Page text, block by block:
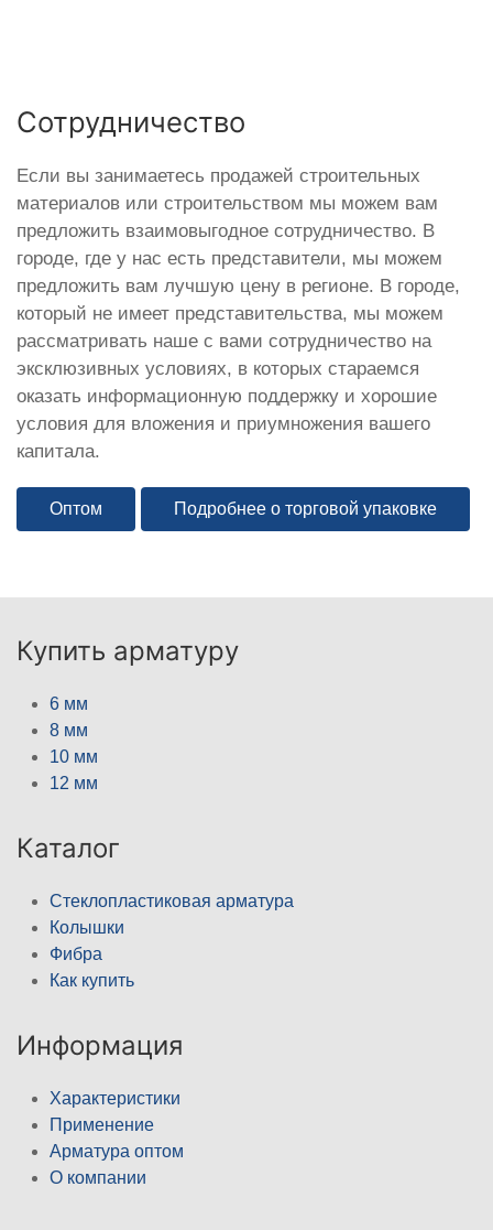
Сотрудничество
Если вы занимаетесь продажей строительных
материалов или строительством мы можем вам
предложить взаимовыгодное сотрудничество. В
городе, где у нас есть представители, мы можем
предложить вам лучшую цену в регионе. В городе,
который не имеет представительства, мы можем
рассматривать наше с вами сотрудничество на
эксклюзивных условиях, в которых стараемся
оказать информационную поддержку и хорошие
условия для вложения и приумножения вашего
капитала.
Оптом Подробнее о торговой упаковке
Купить арматуру
6 мм
8 мм
10 мм
12 мм
Каталог
Стеклопластиковая арматура
Колышки
Фибра
Как купить
Информация
Характеристики
Применение
Арматура оптом
О компании